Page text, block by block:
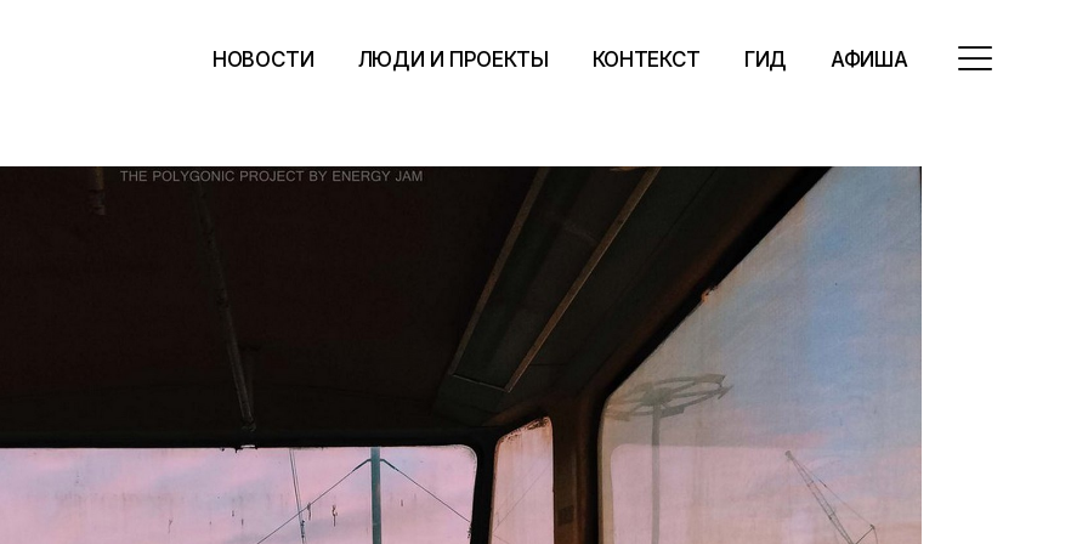
НОВОСТИ ЛЮДИ И ПРОЕКТЫ КОНТЕКСТ ГИД АФИША